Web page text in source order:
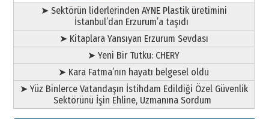
A. Berhan Yılmaz
BİR BÖLÜM DEĞİL, BİR ÖMÜR
SEÇİYORSUNUZ… “NEDEN
ATATÜRK ÜNİVERSİTESİ?”
28 Temmuz 2026 Salı
Ahmet Gökhan YAZICI
Ahmed Yesevi’den bir Alperen…
”Reisimiz” idi… Hakka yürüdü.!
26 Mart 2026 Perşembe
➤ Sektörün liderlerinden AYNE Plastik üretimini
İstanbul’dan Erzurum’a taşıdı
➤ Kitaplara Yansıyan Erzurum Sevdası
➤ Yeni Bir Tutku: CHERY
➤ Kara Fatma’nın hayatı belgesel oldu
➤ Yüz Binlerce Vatandaşın İstihdam Edildiği Özel Güvenlik
Sektörünü İşin Ehline, Uzmanına Sordum